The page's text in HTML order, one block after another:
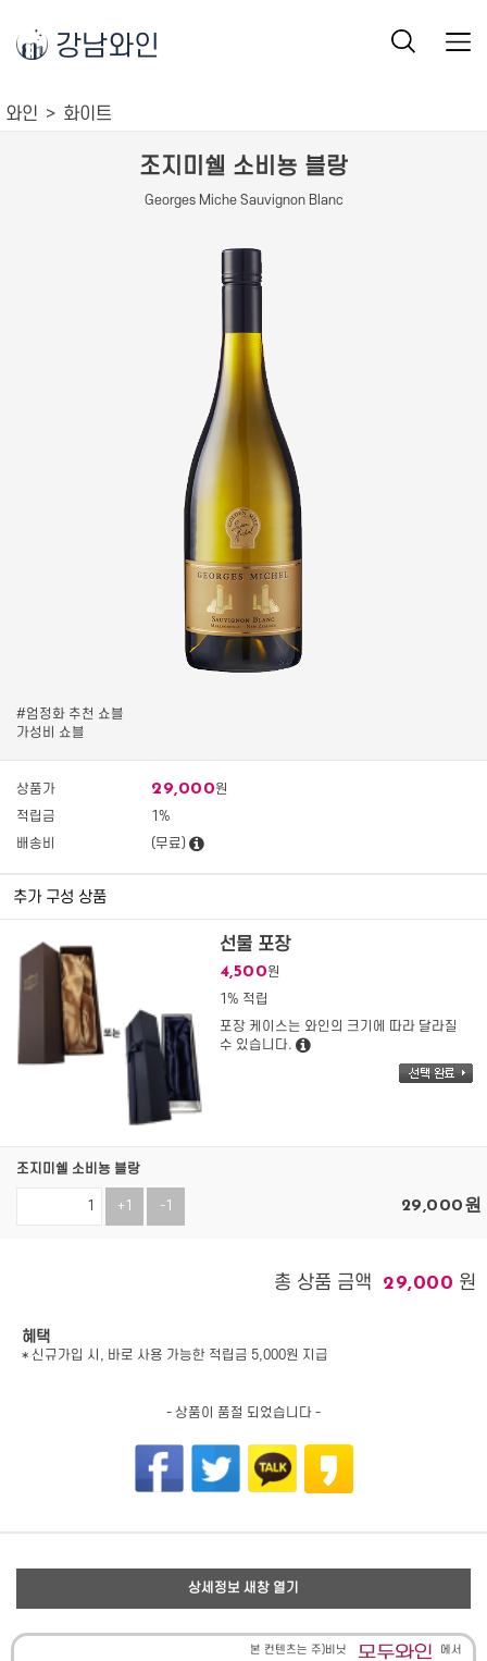
강남와인
와인 화이트
조지미쉘 소비뇽 블랑
Georges Miche Sauvignon Blanc
#엄정화 추천 쇼블
가성비 쇼블
상품가 29,000원
적립금
1%
배송비
(무료)
추가 구성 상품
선물 포장
4,500원
1% 적립
포장 케이스는 와인의 크기에 따라 달라질
수 있습니다.
조지미쉘 소비뇽 블랑
+1 -1 29,000원
총 상품 금액 29,000 원
혜택
* 신규가입 시, 바로 사용 가능한 적립금 5,000원 지급
- 상품이 품절 되었습니다 -
상세정보 새창 열기
본 컨텐츠는 주)비닛
에서